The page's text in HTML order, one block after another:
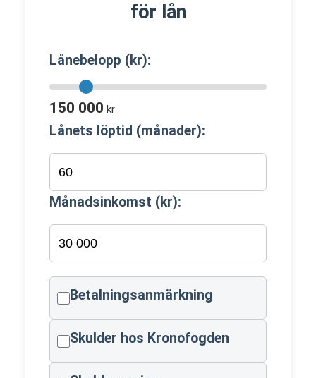
för lån
Lånebelopp (kr):
150 000 kr
Lånets löptid (månader):
Månadsinkomst (kr):
Betalningsanmärkning
Skulder hos Kronofogden